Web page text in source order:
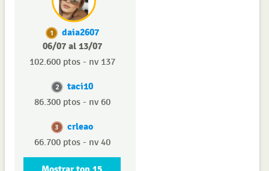
1
daia2607
06/07 al 13/07
102.600 ptos - nv 137
2 taci10
86.300 ptos - nv 60
3 crleao
66.700 ptos - nv 40